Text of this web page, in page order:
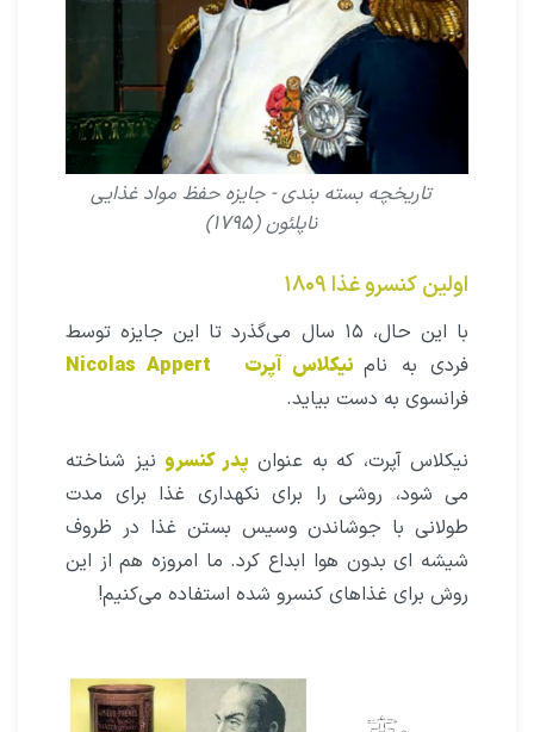
تاریخچه بسته بندى - جایزه حفظ مواد غذایى
ناپلئون (۱۷۹۵)
اولین کنسرو غذا ۱۸۰۹
با این حال، ۱۵ سال مى‌گذرد تا این جایزه توسط
فردی به نام نیکلاس آپرت
Nicolas Appert
فرانسوی به دست بیاید.
نیکلاس آپرت، که به عنوان پدر کنسرو نیز شناخته
می شود، روشى را براى نکهدارى غذا براى مدت
طولانى با جوشاندن وسیس بستن غذا در ظروف
شیشه اى بدون هوا ابداع کرد. ما امروزه هم از این
روش برای غذاهاى کنسرو شده استفاده می‌کنیم!